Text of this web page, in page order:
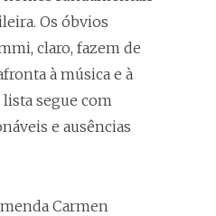
Os óbvios
claro, fazem de
à música e à
segue com
e ausências
Carmen